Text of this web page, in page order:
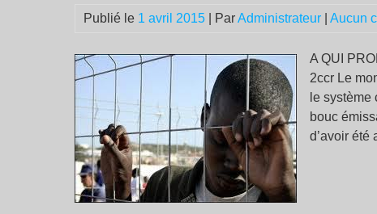
Publié le 1 avril 2015 | ParAdministrateur Aucun
A QUI
2ccr Le
le
bouc
d’avoir